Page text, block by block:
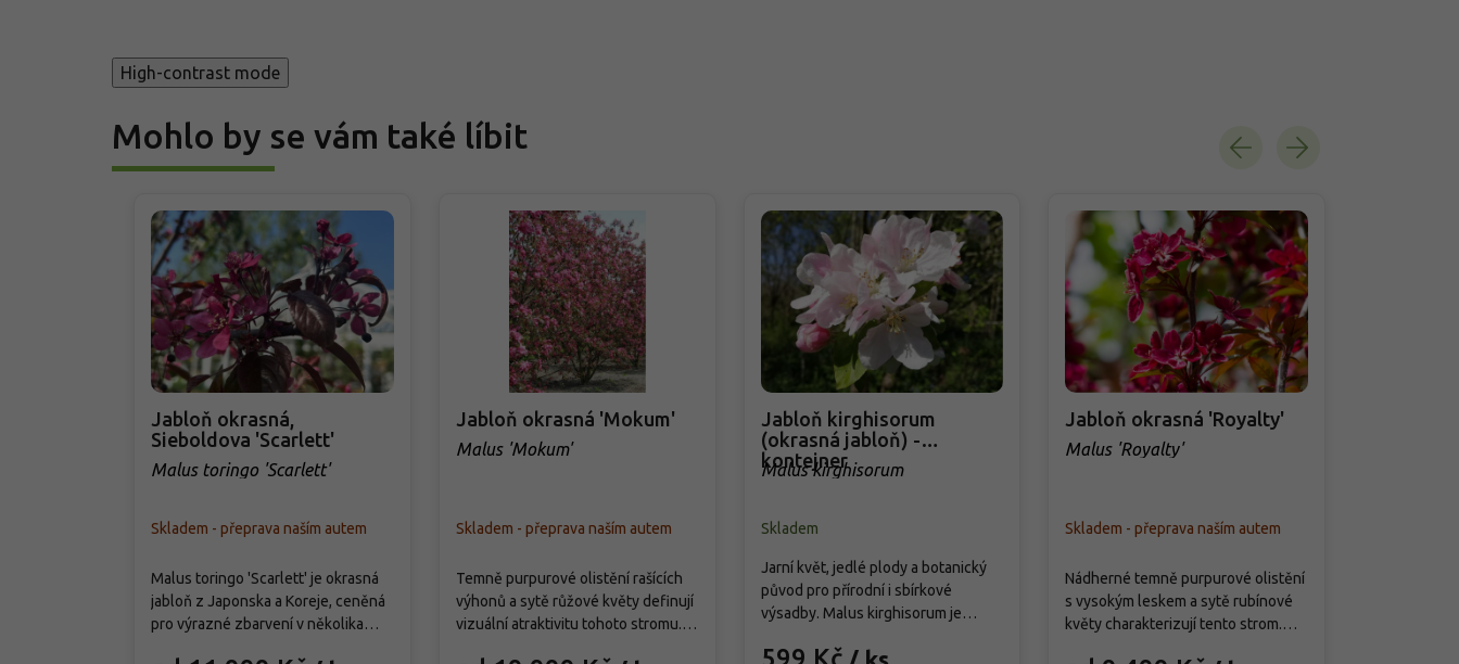
High-contrast mode
Mohlo by se vám také líbit
Jabloň okrasná,
Sieboldova 'Scarlett'
Malus toringo 'Scarlett'
Skladem - přeprava naším autem
Malus toringo 'Scarlett' je okrasná
jabloň z Japonska a Koreje, ceněná
pro výrazné zbarvení v několika
Jabloň okrasná 'Mokum'
Malus 'Mokum'
Skladem - přeprava naším autem
Temně purpurové olistění rašících
výhonů a sytě růžové květy definují
vizuální atraktivitu tohoto stromu.
Jabloň kirghisorum
(okrasná jabloň) -
kontejner
Malus kirghisorum
Skladem
Jarní květ, jedlé plody a botanický
původ pro přírodní i sbírkové
výsadby. Malus kirghisorum je
která vytváří menší strom nebo silný
Jabloň okrasná 'Royalty'
Malus 'Royalty'
Skladem - přeprava naším autem
Nádherné temně purpurové olistění
s vysokým leskem a sytě rubínové
květy charakterizují tento strom.